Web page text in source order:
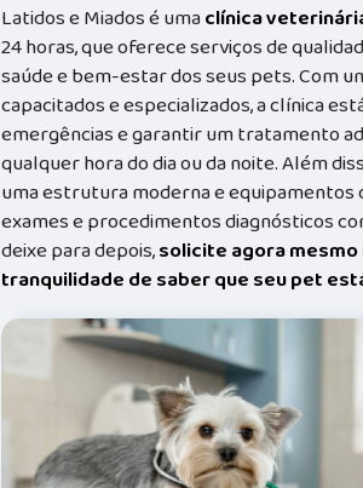
Latidos e Miados é umaclínica
24 horas, que oferece serviços de
saúde e bem-estar dos seus pets. Com
capacitados e especializados, a clínica
emergências e garantir um tratamento
qualquer hora do dia ou da noite. Além
uma estrutura moderna e
exames e procedimentos diagnósticos
deixe para depois,solicite agora
tranquilidade de saber que seu pet